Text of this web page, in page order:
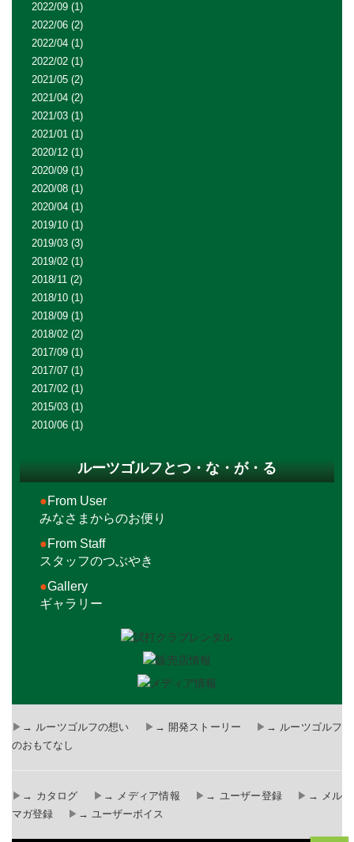
2022/09 (1)
2022/06 (2)
2022/04 (1)
2022/02 (1)
2021/05 (2)
2021/04 (2)
2021/03 (1)
2021/01 (1)
2020/12 (1)
2020/09 (1)
2020/08 (1)
2020/04 (1)
2019/10 (1)
2019/03 (3)
2019/02 (1)
2018/11 (2)
2018/10 (1)
2018/09 (1)
2018/02 (2)
2017/09 (1)
2017/07 (1)
2017/02 (1)
2015/03 (1)
2010/06 (1)
ルーツゴルフとつ・な・が・る
●From User
みなさまからのお便り
●From Staff
スタッフのつぶやき
●Gallery
ギャラリー
→ ルーツゴルフの想い → 開発ストーリー
→ ルーツゴルフ
のおもてなし
→ カタログ → メディア情報 → ユーザー登録
→ メル
マガ登録
→ ユーザーボイス